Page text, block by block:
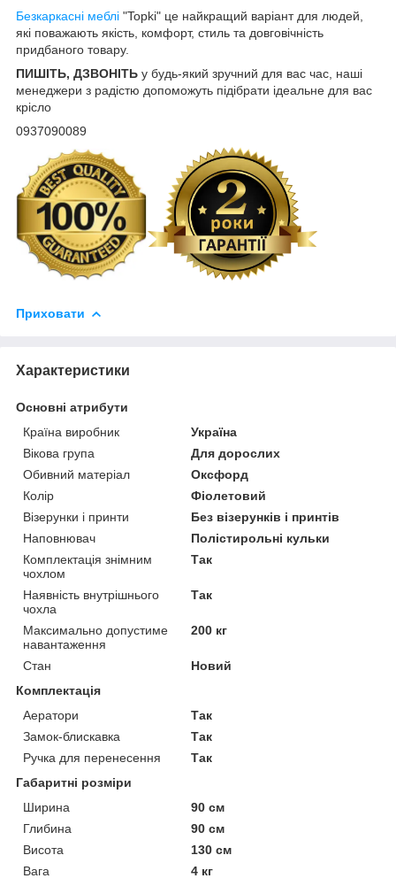
Безкаркасні меблі "Topki" це найкращий варіант для людей,
які поважають якість, комфорт, стиль та довговічність
придбаного товару.
ПИШІТЬ, ДЗВОНІТЬ у будь-який зручний для вас час, наші
менеджери з радістю допоможуть підібрати ідеальне для вас
крісло
0937090089
Приховати
Характеристики
Основні атрибути
Країна виробник
Україна
Вікова група
Для дорослих
Обивний матеріал
Оксфорд
Колір
Фіолетовий
Візерунки і принти
Без візерунків і принтів
Наповнювач
Полістирольні кульки
Комплектація знімним
чохлом
Так
Наявність внутрішнього
чохла
Так
Максимально допустиме
навантаження
200 кг
Стан
Новий
Комплектація
Аератори
Так
Замок-блискавка
Так
Ручка для перенесення
Так
Габаритні розміри
Ширина
90 см
Глибина
90 см
Висота
130 см
Вага
4 кг